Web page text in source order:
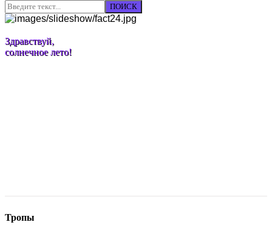
ПОИСК
Здравствуй,
солнечное лето!
Тропы